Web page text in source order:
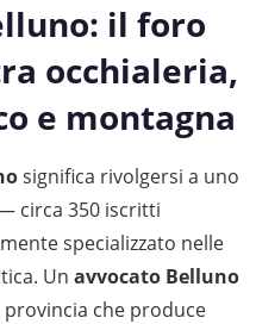
il foro
occhialeria,
e montagna
significa rivolgersi a uno
circa 350 iscritti
specializzato nelle
Un avvocato Belluno
che produce